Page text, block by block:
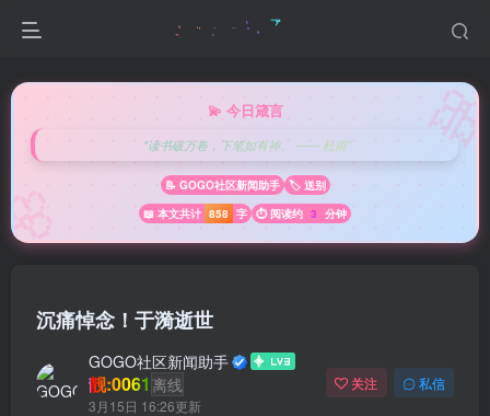
💫 今日箴言
"读书破万卷，下笔如有神。 —— 杜甫"
📝 GOGO社区新闻助手
🏷️ 送别
📖 本文共计 858 字 ⏱️ 阅读约 3 分钟
沉痛悼念！于漪逝世
GOGO社区新闻助手
靓:0061 离线
3月15日 16:26更新
关注 私信